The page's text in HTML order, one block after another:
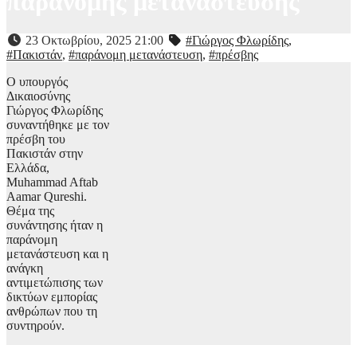
23 Οκτωβρίου, 2025 21:00 #Γιώργος Φλωρίδης,
#Πακιστάν, #παράνομη μετανάστευση, #πρέσβης
Ο υπουργός
Δικαιοσύνης
Γιώργος Φλωρίδης
συναντήθηκε με τον
πρέσβη του
Πακιστάν στην
Ελλάδα,
Muhammad Aftab
Aamar Qureshi.
Θέμα της
συνάντησης ήταν η
παράνομη
μετανάστευση και η
ανάγκη
αντιμετώπισης των
δικτύων εμπορίας
ανθρώπων που τη
συντηρούν.